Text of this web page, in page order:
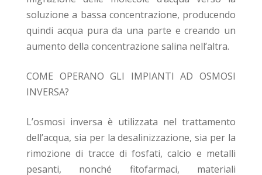
soluzione a bassa concentrazione, producendo
quindi acqua pura da una parte e creando un
aumento della concentrazione salina nell’altra.
COME OPERANO GLI IMPIANTI AD OSMOSI
INVERSA?
L’osmosi inversa è utilizzata nel trattamento
dell’acqua, sia per la desalinizzazione, sia per la
rimozione di tracce di fosfati, calcio e metalli
pesanti, nonché fitofarmaci, materiali